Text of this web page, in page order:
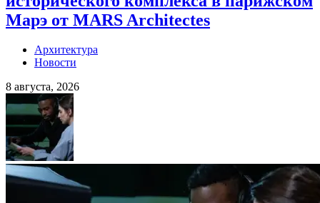
Марэ от MARS Architectes
Архитектура
Новости
8 августа, 2026